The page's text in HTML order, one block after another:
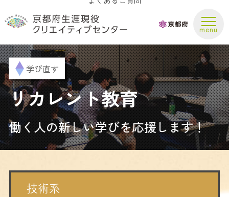
（募集期間：5月11日（月）～28日（木））|京都府生涯現役クリエイティブセンター" />
お問い合わせ
学び直す
リカレント教育
働く人の新しい学びを応援します！
技術系